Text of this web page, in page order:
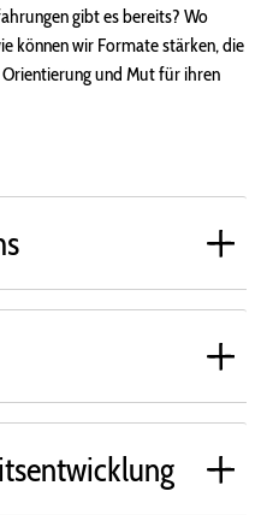
gibt es bereits? Wo
können wir Formate stärken, die
und Mut für ihren